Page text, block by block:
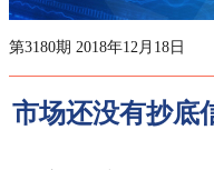
第3180期 2018年12月18日
市场还没有抄底